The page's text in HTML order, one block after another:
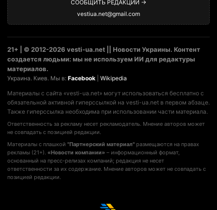
СООБЩИТЬ РЕДАКЦИИ →
vestiua.net@gmail.com
21+ | © 2012-2026 vesti-ua.net || Новости Украины. Контент
создается людьми: мы не используем ИИ для редактуры
материалов.
Украина. Киев. Мы в: Facebook Wikipedia
Материалы с сайта «vesti-ua.net» могут использоваться бесплатно с
обязательной активной гиперссылкой на vesti-ua.net в первом абзаце.
Также гиперссылка необходима при использовании части материала.
Ответственность за рекламу несет рекламодатель. Мнение авторов может
не совпадать с позицией редакции.
Материалы с плашкой "Партнерский материал" размещаются на правах
рекламы (21+). «Новости компании» – информационный формат,
основанный на пресс-релизах компаний; редакция не несет
ответственности за их содержание. Мнение авторов может не совпадать с
позицией редакции.